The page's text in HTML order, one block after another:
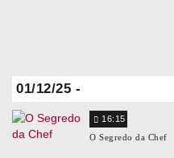
01/12/25 -
16:15
O Segredo da Chef